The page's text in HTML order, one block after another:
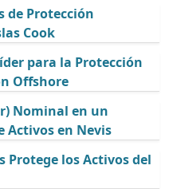
de Protección
Cook
para la Protección
Offshore
Nominal en un
Activos en Nevis
Protege los Activos del